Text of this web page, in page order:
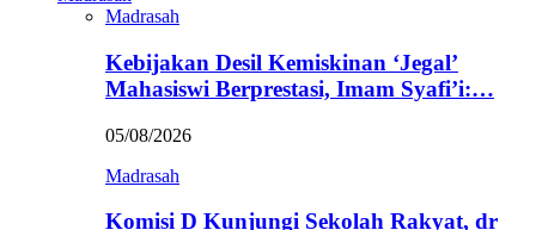
Madrasah
Kebijakan Desil Kemiskinan ‘Jegal’
Mahasiswi Berprestasi, Imam Syafi’i:…
05/08/2026
Madrasah
Komisi D Kunjungi Sekolah Rakyat, dr